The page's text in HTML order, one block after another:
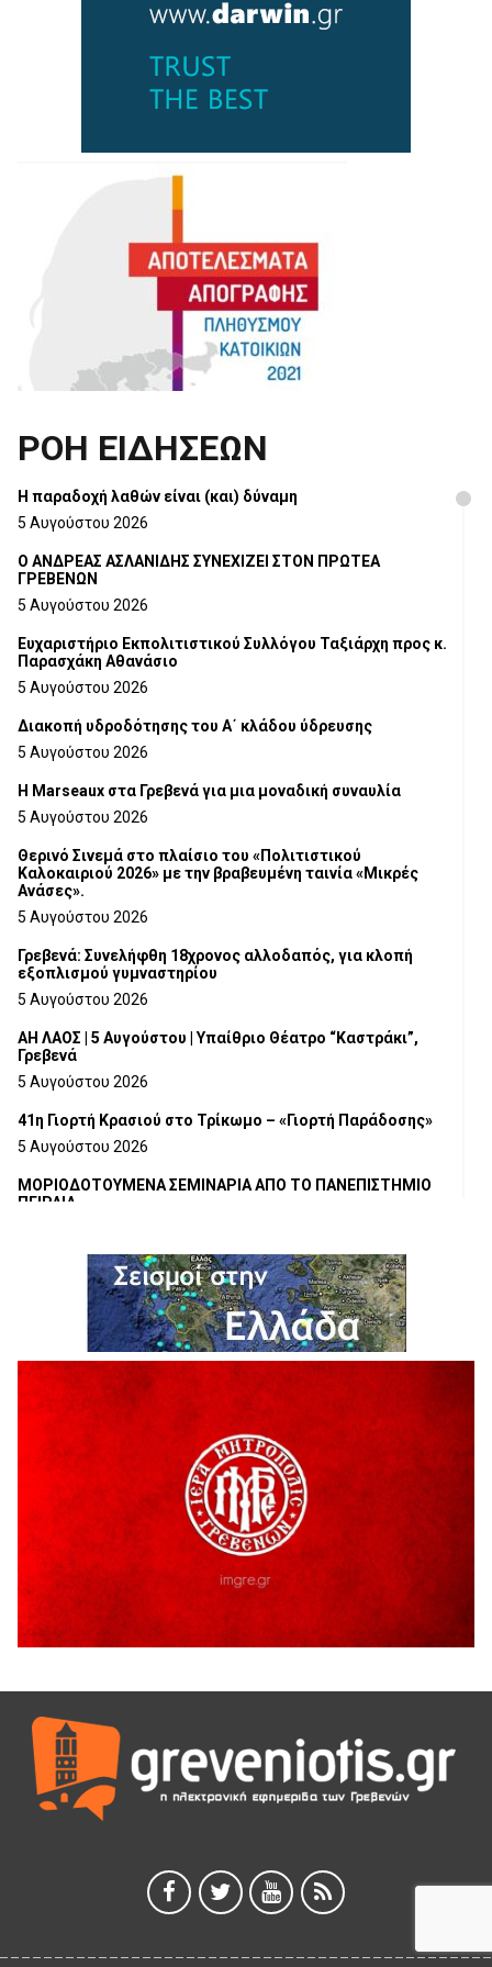
ΡΟΗ ΕΙΔΗΣΕΩΝ
H παραδοχή λαθών είναι (και) δύναμη
5 Αυγούστου 2026
Ο ΑΝΔΡΕΑΣ ΑΣΛΑΝΙΔΗΣ ΣΥΝΕΧΙΖΕΙ ΣΤΟΝ ΠΡΩΤΕΑ
ΓΡΕΒΕΝΩΝ
5 Αυγούστου 2026
Ευχαριστήριο Εκπολιτιστικού Συλλόγου Ταξιάρχη προς κ.
Παρασχάκη Αθανάσιο
5 Αυγούστου 2026
Διακοπή υδροδότησης του Α΄ κλάδου ύδρευσης
5 Αυγούστου 2026
Η Marseaux στα Γρεβενά για μια μοναδική συναυλία
5 Αυγούστου 2026
Θερινό Σινεμά στο πλαίσιο του «Πολιτιστικού
Καλοκαιριού 2026» με την βραβευμένη ταινία «Μικρές
Ανάσες».
5 Αυγούστου 2026
Γρεβενά: Συνελήφθη 18χρονος αλλοδαπός, για κλοπή
εξοπλισμού γυμναστηρίου
5 Αυγούστου 2026
ΑΗ ΛΑΟΣ | 5 Αυγούστου | Υπαίθριο Θέατρο “Καστράκι”,
Γρεβενά
5 Αυγούστου 2026
41η Γιορτή Κρασιού στο Τρίκωμο – «Γιορτή Παράδοσης»
5 Αυγούστου 2026
ΜΟΡΙΟΔΟΤΟΥΜΕΝΑ ΣΕΜΙΝΑΡΙΑ ΑΠΟ ΤΟ ΠΑΝΕΠΙΣΤΗΜΙΟ
ΠΕΙΡΑΙΑ
ΕΥΧΑΡΙΣΤΙΕΣ Φυσιολατρικού Συλλόγου Γρεβενών
4 Αυγούστου 2026
Έκτακτη χρηματοδότηση 400.000€ για επιπλέον εργασίες
στο Δημοτικό Στάδιο Γρεβενών «Μίλτος Τεντόγλου»
4 Αυγούστου 2026
Τελικά τι είναι πολιτισμός;
Ολοσχερής καταστροφή κατοικίας από πυρκαγιά στην
Καληράχη Γρεβενών
ΚΑΤΑΓΡΑΦΗ ΤΕΚΜΗΡΙΩΣΗ ΚΑΙ ΨΗΦΙΟΠΟΙΗΣΗ ΤΩΝ
ΜΑΣΤΟΡΙΚΩΝ ΕΡΓΑΛΕΙΩΝ ΤΗΣ ΣΥΛΛΟΓΗΣ ΚΥΠΑΡΙΣΣΙΟΥ
ΓΡΕΒΕΝΩΝ
3 Αυγούστου 2026
3 Αυγούστου 2026
ΠΡΟΓΡΑΜΜΑ ΠΑΝΗΓΥΡΕΩΣ ΙΕΡΑΣ ΜΟΝΗΣ ΖΑΒΟΡΔΑΣ 2026
3 Αυγούστου 2026
Διακοπή ηλεκτρικού ρεύματος
3 Αυγούστου 2026